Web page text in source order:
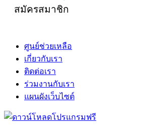
สมัครสมาชิก
ศูนย์ช่วยเหลือ
เกี่ยวกับเรา
ติดต่อเรา
ร่วมงานกับเรา
แผนผังเว็บไซต์